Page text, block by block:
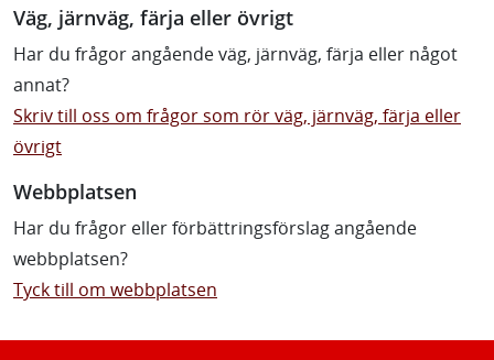
Väg, järnväg, färja eller övrigt
Har du frågor angående väg, järnväg, färja eller något
annat?
Skriv till oss om frågor som rör väg, järnväg, färja eller
övrigt
Webbplatsen
Har du frågor eller förbättringsförslag angående
webbplatsen?
Tyck till om webbplatsen